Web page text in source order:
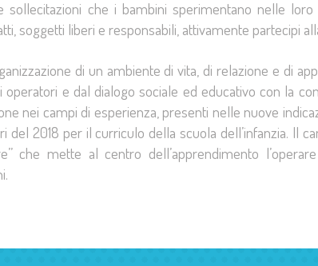
che i bambini sperimentano nelle loro
soggetti liberi e responsabili, attivamente partecipi
di un ambiente di vita, di relazione e di
e dal dialogo sociale ed educativo con la
nei campi di esperienza, presenti nelle nuove
del 2018 per il curriculo della scuola dell’infanzia. Il
che mette al centro dell’apprendimento